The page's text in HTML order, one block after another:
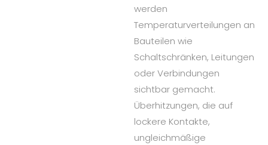
werden
Temperaturverteilungen an
Bauteilen wie
Schaltschränken, Leitungen
oder Verbindungen
sichtbar gemacht.
Überhitzungen, die auf
lockere Kontakte,
ungleichmäßige